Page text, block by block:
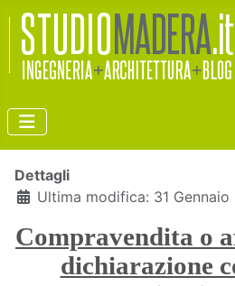
Dettagli
Ultima modifica: 31 Gennaio
Compravendita o
dichiarazione